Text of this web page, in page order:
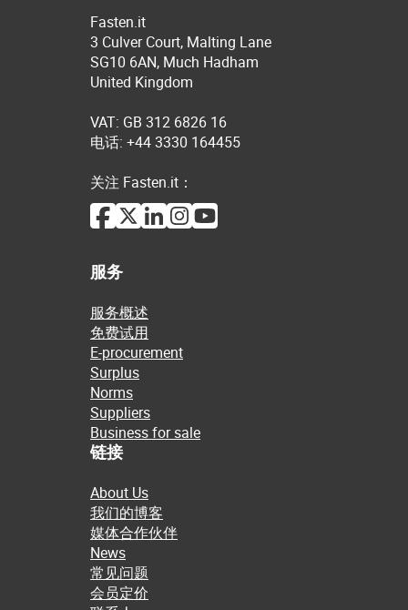
Fasten.it
3 Culver Court, Malting Lane
SG10 6AN, Much Hadham
United Kingdom
VAT: GB 312 6826 16
电话: +44 3330 164455
关注 Fasten.it：
服务
服务概述
免费试用
E-procurement
Surplus
Norms
Suppliers
Business for sale
链接
About Us
我们的博客
媒体合作伙伴
News
常见问题
会员定价